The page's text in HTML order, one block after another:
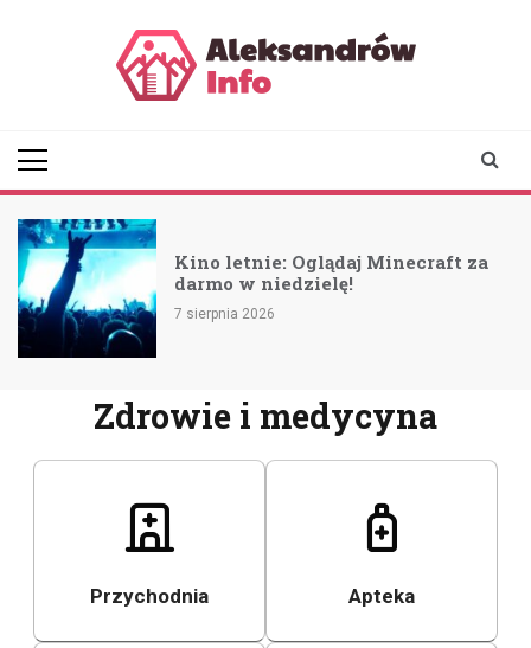
Kino letnie: Oglądaj Minecraft za
darmo w niedzielę!
7 sierpnia 2026
Zdrowie i medycyna
Przychodnia Apteka